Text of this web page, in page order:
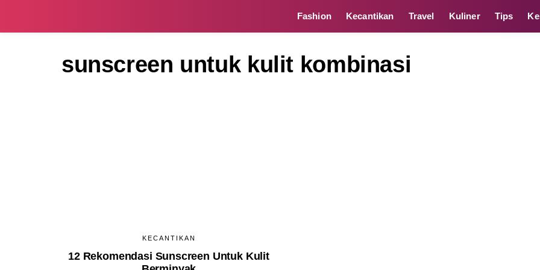
Fashion Kecantikan Travel Kuliner Tips
sunscreen untuk kulit kombinasi
KECANTIKAN
12 Rekomendasi Sunscreen Untuk Kulit